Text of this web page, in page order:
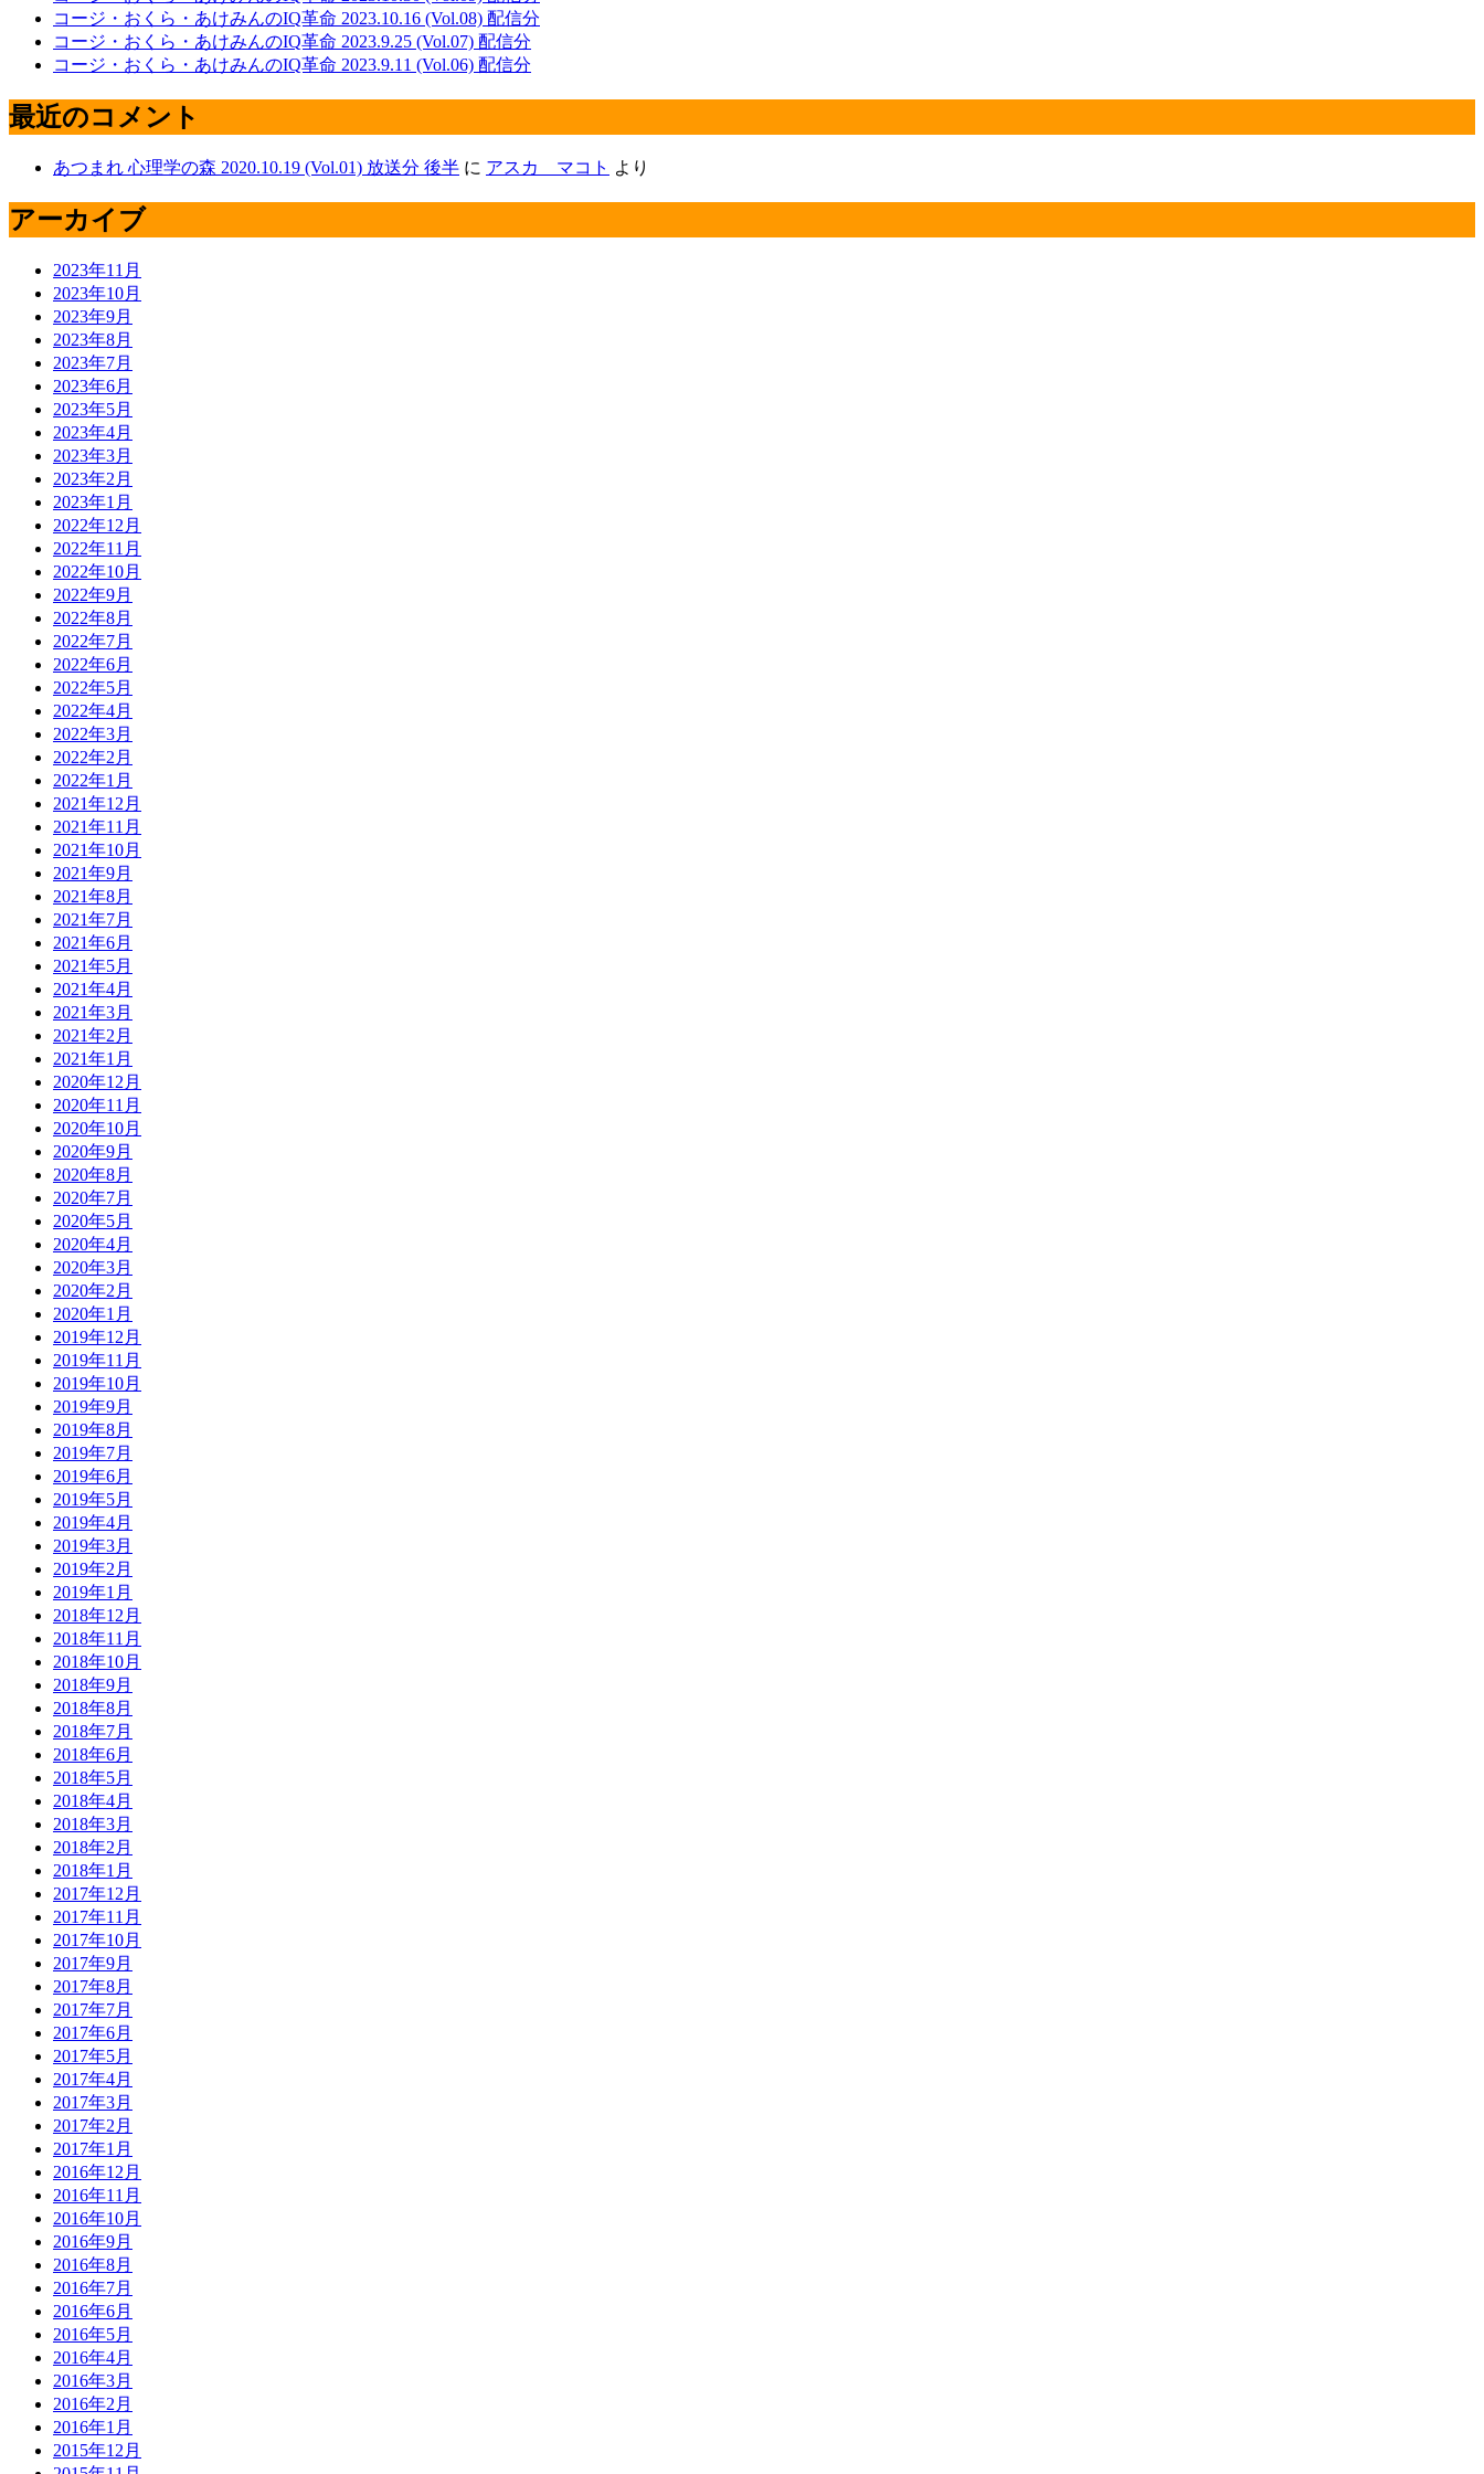
コージ・おくら・あけみんのIQ革命 2023.10.16 (Vol.08) 配信分
コージ・おくら・あけみんのIQ革命 2023.9.25 (Vol.07) 配信分
コージ・おくら・あけみんのIQ革命 2023.9.11 (Vol.06) 配信分
最近のコメント
あつまれ 心理学の森 2020.10.19 (Vol.01) 放送分 後半 に アスカ マコト より
アーカイブ
2023年11月
2023年10月
2023年9月
2023年8月
2023年7月
2023年6月
2023年5月
2023年4月
2023年3月
2023年2月
2023年1月
2022年12月
2022年11月
2022年10月
2022年9月
2022年8月
2022年7月
2022年6月
2022年5月
2022年4月
2022年3月
2022年2月
2022年1月
2021年12月
2021年11月
2021年10月
2021年9月
2021年8月
2021年7月
2021年6月
2021年5月
2021年4月
2021年3月
2021年2月
2021年1月
2020年12月
2020年11月
2020年10月
2020年9月
2020年8月
2020年7月
2020年5月
2020年4月
2020年3月
2020年2月
2020年1月
2019年12月
2019年11月
2019年10月
2019年9月
2019年8月
2019年7月
2019年6月
2019年5月
2019年4月
2019年3月
2019年2月
2019年1月
2018年12月
2018年11月
2018年10月
2018年9月
2018年8月
2018年7月
2018年6月
2018年5月
2018年4月
2018年3月
2018年2月
2018年1月
2017年12月
2017年11月
2017年10月
2017年9月
2017年8月
2017年7月
2017年6月
2017年5月
2017年4月
2017年3月
2017年2月
2017年1月
2016年12月
2016年11月
2016年10月
2016年9月
2016年8月
2016年7月
2016年6月
2016年5月
2016年4月
2016年3月
2016年2月
2016年1月
2015年12月